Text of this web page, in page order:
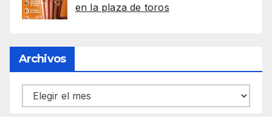
en la plaza de toros
Archivos
Archivos